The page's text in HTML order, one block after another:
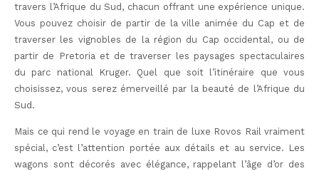
travers l’Afrique du Sud, chacun offrant une expérience unique.
Vous pouvez choisir de partir de la ville animée du Cap et de
traverser les vignobles de la région du Cap occidental, ou de
partir de Pretoria et de traverser les paysages spectaculaires
du parc national Kruger. Quel que soit l’itinéraire que vous
choisissez, vous serez émerveillé par la beauté de l’Afrique du
Sud.
Mais ce qui rend le voyage en train de luxe Rovos Rail vraiment
spécial, c’est l’attention portée aux détails et au service. Les
wagons sont décorés avec élégance, rappelant l’âge d’or des